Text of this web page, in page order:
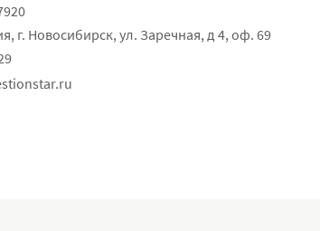
г. Новосибирск, ул. Заречная, д 4, оф. 69